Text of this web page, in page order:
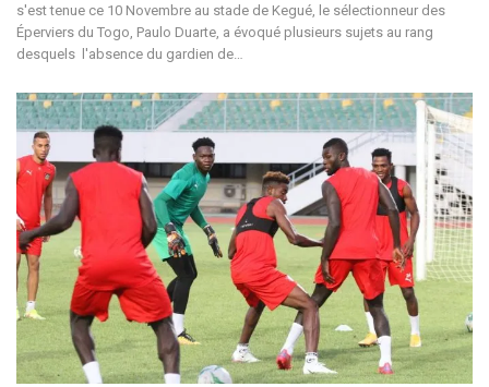
s'est tenue ce 10 Novembre au stade de Kegué, le sélectionneur des
Éperviers du Togo, Paulo Duarte, a évoqué plusieurs sujets au rang
desquels l'absence du gardien de…